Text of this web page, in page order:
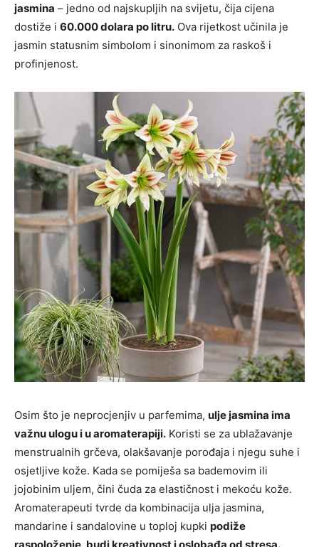
jasmina – jedno od najskupljih na svijetu, čija cijena
dostiže i 60.000 dolara po litru. Ova rijetkost učinila je
jasmin statusnim simbolom i sinonimom za raskoš i
profinjenost.
Osim što je neprocjenjiv u parfemima, ulje jasmina ima
važnu ulogu i u aromaterapiji. Koristi se za ublažavanje
menstrualnih grčeva, olakšavanje porođaja i njegu suhe i
osjetljive kože. Kada se pomiješa sa bademovim ili
jojobinim uljem, čini čuda za elastičnost i mekoću kože.
Aromaterapeuti tvrde da kombinacija ulja jasmina,
mandarine i sandalovine u toploj kupki podiže